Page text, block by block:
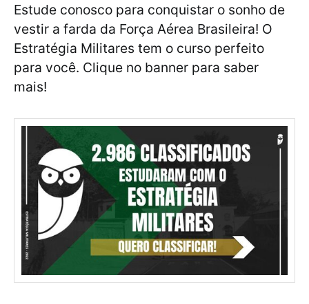
Estude conosco para conquistar o sonho de
vestir a farda da Força Aérea Brasileira! O
Estratégia Militares tem o curso perfeito
para você. Clique no banner para saber
mais!